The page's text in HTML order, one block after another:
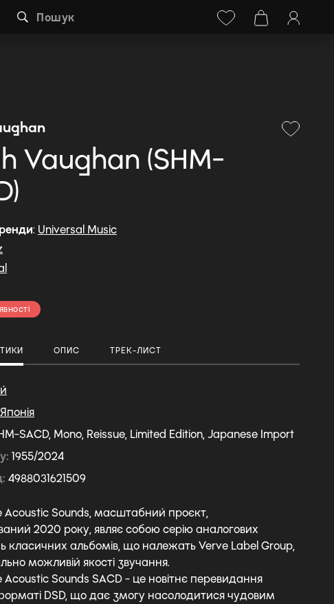
+38 (068) 778-40-38
Пошук
Vaughan (SHM-
: Universal Music
ОПИС ТРЕК-ЛИСТ
Японія
SACD, Mono, Reissue, Limited Edition, Japanese Import
1955/2024
4988031621509
Acoustic Sounds, масштабний проєкт,
2020 року, являє собою серію аналогових
класичних альбомів, що належать Verve Label Group,
можливій якості звучання.
Acoustic Sounds SACD - це новітнє перевидання
DSD, що дає змогу насолодитися чудовим